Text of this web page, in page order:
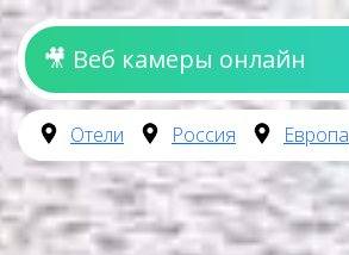
🎥 Веб камеры онлайн
Отели Россия Европа